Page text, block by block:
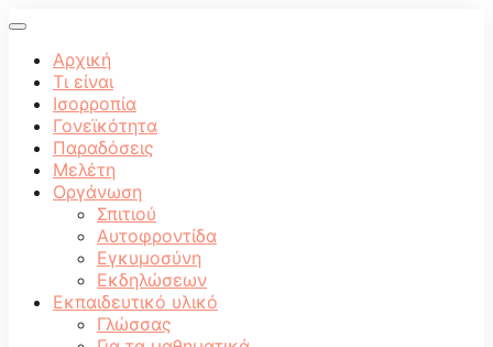
Αρχική
Τι είναι
Ισορροπία
Γονεϊκότητα
Παραδόσεις
Μελέτη
Οργάνωση
Σπιτιού
Αυτοφροντίδα
Εγκυμοσύνη
Εκδηλώσεων
Εκπαιδευτικό υλικό
Γλώσσας